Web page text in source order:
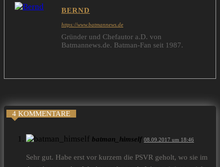
BERND
https://www.batmannews.de
Gründer und Chefautor a.D. von
Batmannews.de. Batman-Fan seit 1987.
4 KOMMENTARE
batman_himself 08.09.2017 um 18:46
Sehr gut. Habe erst vor kurzem die PSVR geholt, wo sie im